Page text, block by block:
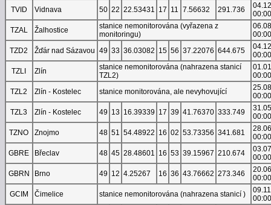
TVID
Vidnava 50 22 22.53431 17 11 7.56632 291.736
00:00
TZAL
Žalhostice
stanice nemonitorována (vyřazena z
monitoringu)
00:00
TZD2
Žďár nad Sázavou 49 33 36.03082 15 56 37.22076 644.675
00:00
TZLI
Zlín
stanice nemonitorována (nahrazena stanicí
TZL2)
00:00
TZL2
Zlín - Kostelec stanice monitorována, ale nevyhovující
00:00
TZL3
Zlín - Kostelec 49 13 16.39339 17 39 41.76370 333.749
00:00
TZNO
Znojmo 48 51 54.48922 16 02 53.73356 341.681
00:00
GBRE
Břeclav 48 45 28.48601 16 53 39.15967 210.674
00:00
GBRN
Brno 49 12 4.25267 16 36 43.76662 273.346
00:00
GCIM
Čimelice stanice nemonitorována (nahrazena stanicí )
00:00